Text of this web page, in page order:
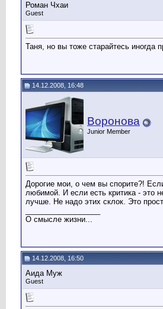
Роман Чхаи
Guest
Таня, но вы тоже старайтесь иногда
14.12.2008, 16:48
Воронова
Junior Member
Дорогие мои, о чем вы спорите?!
любимой. И если есть критика - это
лучше. Не надо этих склок. Это
О смысле жизни...
14.12.2008, 16:50
Аида Муж
Guest